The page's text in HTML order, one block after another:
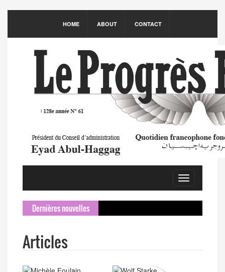
HOME ABOUT CONTACT
Toggle
navigation
Dernières nouvelles
Articles